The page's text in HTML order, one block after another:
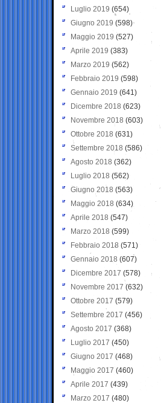
Luglio 2019 (654)
Giugno 2019 (598)
Maggio 2019 (527)
Aprile 2019 (383)
Marzo 2019 (562)
Febbraio 2019 (598)
Gennaio 2019 (641)
Dicembre 2018 (623)
Novembre 2018 (603)
Ottobre 2018 (631)
Settembre 2018 (586)
Agosto 2018 (362)
Luglio 2018 (562)
Giugno 2018 (563)
Maggio 2018 (634)
Aprile 2018 (547)
Marzo 2018 (599)
Febbraio 2018 (571)
Gennaio 2018 (607)
Dicembre 2017 (578)
Novembre 2017 (632)
Ottobre 2017 (579)
Settembre 2017 (456)
Agosto 2017 (368)
Luglio 2017 (450)
Giugno 2017 (468)
Maggio 2017 (460)
Aprile 2017 (439)
Marzo 2017 (480)